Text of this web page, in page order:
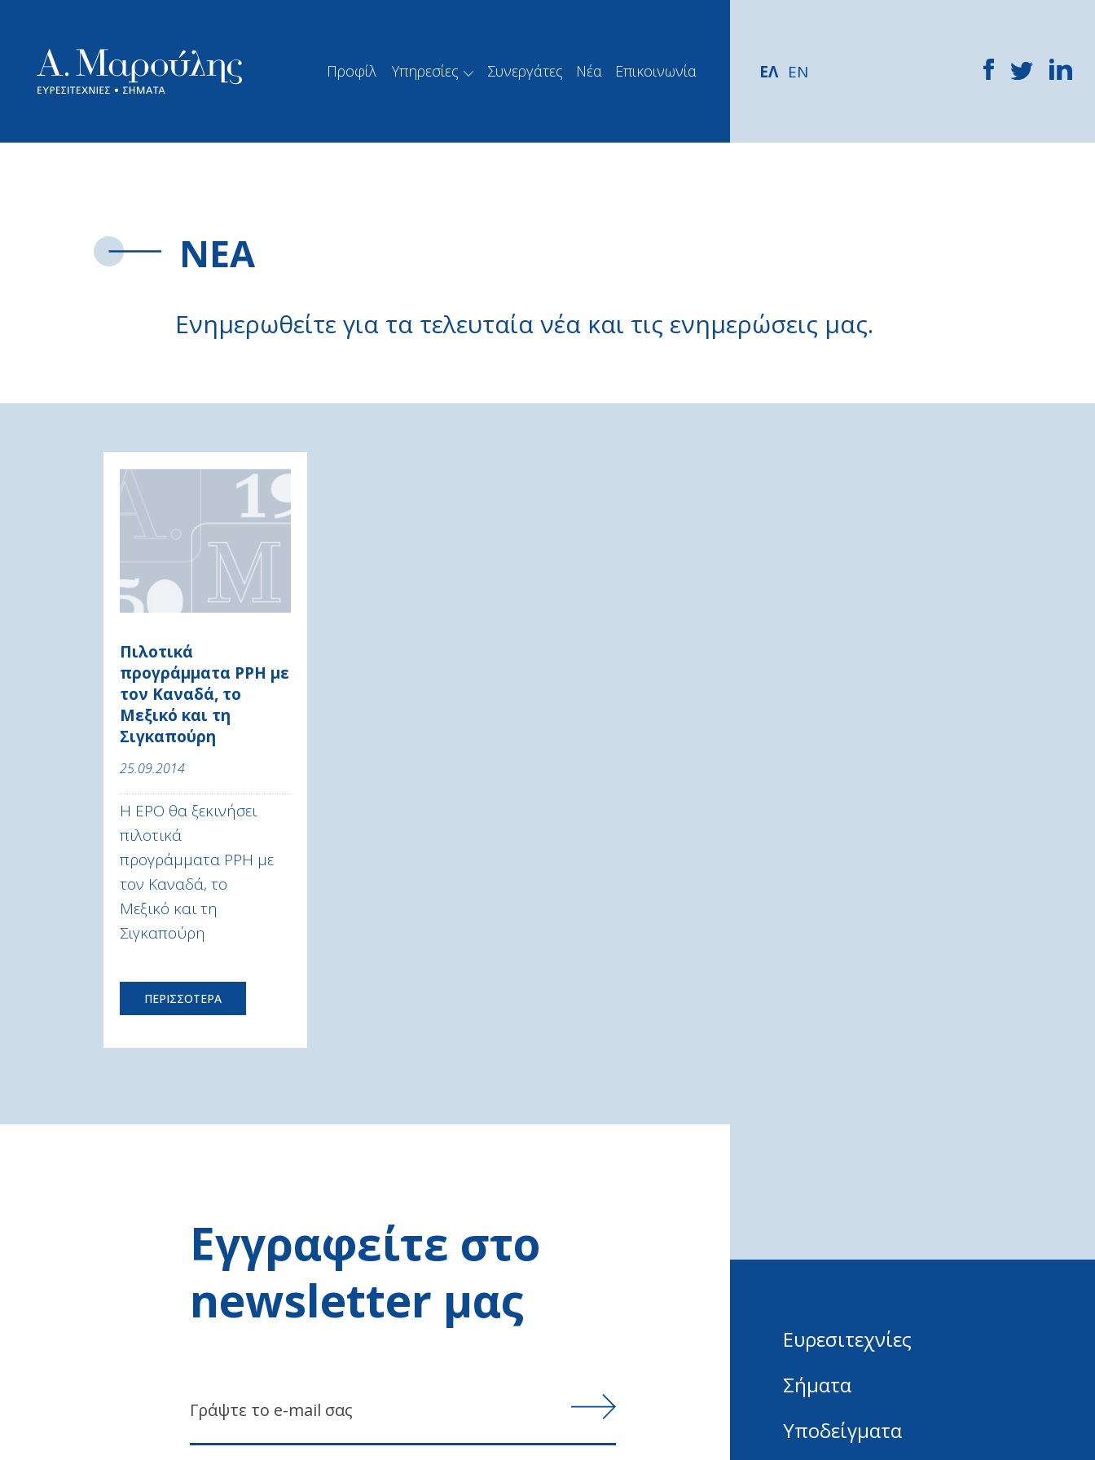
Προφίλ Υπηρεσίες Συνεργάτες Νέα Επικοινωνία ΕΛ EN
ΝΕΑ
Ενημερωθείτε για τα τελευταία νέα και τις ενημερώσεις μας.
Πιλοτικά
προγράμματα PPH με
τον Καναδά, το
Μεξικό και τη
Σιγκαπούρη
25.09.2014
Η EPO θα ξεκινήσει
πιλοτικά
προγράμματα PPH με
τον Καναδά, το
Μεξικό και τη
Σιγκαπούρη
ΠΕΡΙΣΣΟΤΕΡΑ
Εγγραφείτε στο
newsletter μας
Ευρεσιτεχνίες
Σήματα
Υποδείγματα